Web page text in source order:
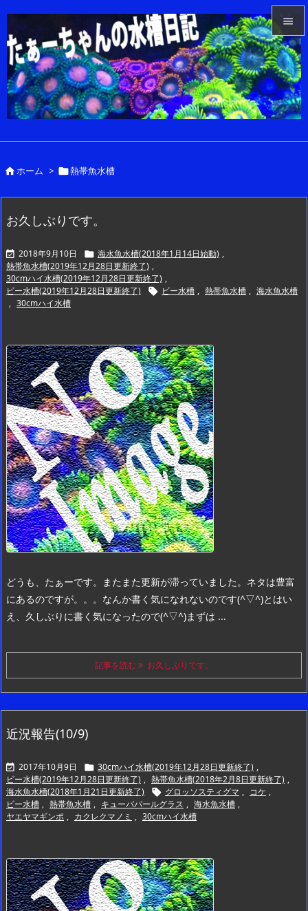


メニュ

サイド


ホーム > 熱帯魚水槽
お久しぶりです。
 2018年9月10日  海水魚水槽(2018年1月14日始動) ,
熱帯魚水槽(2019年12月28日更新終了) ,
30cmハイ水槽(2019年12月28日更新終了) ,
ビー水槽(2019年12月28日更新終了)
 ビー水槽 , 熱帯魚水槽 , 海水魚水槽
, 30cmハイ水槽
どうも、たぁーです。 またまた更新が滞っていました。 ネタは豊富
にあるのですが。。。 なんか書く気になれないのです(^▽^)とはい
え、久しぶりに書く気になったので(^▽^)まずは ...
記事を読む お久しぶりです。
近況報告(10/9)
 2017年10月9日  30cmハイ水槽(2019年12月28日更新終了) ,
ビー水槽(2019年12月28日更新終了) , 熱帯魚水槽(2018年2月8日更新終了) ,
海水魚水槽(2018年1月21日更新終了)
 グロッソスティグマ , コケ ,
ビー水槽 , 熱帯魚水槽 , キューバパールグラス , 海水魚水槽 ,
ヤエヤマギンポ , カクレクマノミ , 30cmハイ水槽